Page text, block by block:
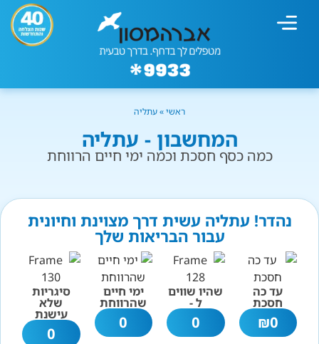
ראשי»עתליה
המחשבון - עתליה
כמה כסף חסכת וכמה ימי חיים הרווחת
נהדר! עתליה עשית דרך מצוינת וחיונית
עבור הבריאות שלך
עד כה
חסכת
0
₪
שהיו שווים
ל -
0
ימי חיים
שהרווחת
0
סיגריות
שלא
עישנת
0